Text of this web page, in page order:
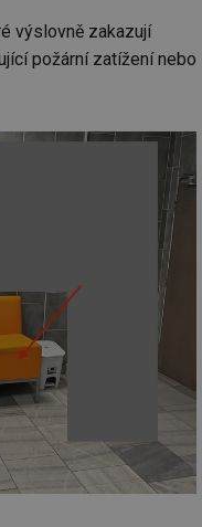
výslovně zakazují
požární zatížení nebo